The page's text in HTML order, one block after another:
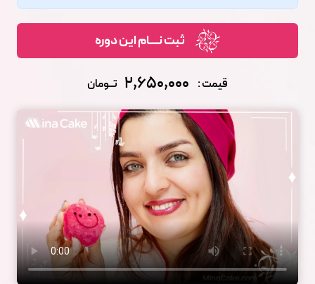
ثبت نــــام این دوره
قیمت : 2,650,000 تــومان